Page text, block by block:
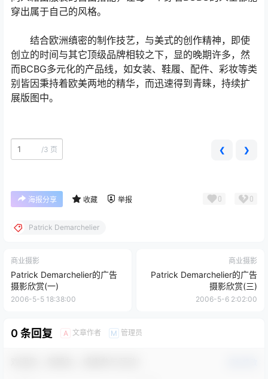
穿出属于自己的风格。
结合欧洲缜密的制作技艺，与美式的创作精神，即使
创立的时间与其它顶级品牌相较之下，显的晚期许多，然
而BCBG多元化的产品线，如女装、鞋履、配件、彩妆等类
别皆因秉持着欧美两地的精华，而迅速得到青睐，持续扩
展版图中。
/3 页 ❮ ❯
海报分享 收藏 举报 0 0
Patrick Demarchelier
商业摄影
Patrick Demarchelier的广告
摄影欣赏(一)
2006-5-5 18:38:00
商业摄影
Patrick Demarchelier的广告
摄影欣赏(三)
2006-5-6 2:02:00
0 条回复 A 文章作者 M 管理员